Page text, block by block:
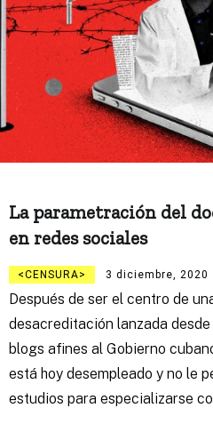
La parametración del
en redes sociales
CENSURA 3 diciembre, 2020
Después de ser el centro de
desacreditación lanzada
blogs afines al Gobierno
está hoy desempleado y no le
estudios para especializarse